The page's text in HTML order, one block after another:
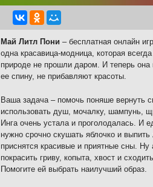
Май Литл Пони – бесплатная онлайн
одна красавица-модница, которая
природе не прошли даром. И теперь она
ее спину, не прибавляют красоты.
Ваша задача – помочь поняше вернуть
использовать душ, мочалку, шампунь,
Инга очень устала и проголодалась. И
нужно срочно скушать яблочко и
приснятся красивые и приятные сны.
покрасить гриву, копыта, хвост и
Помогите ей выбрать наилучший образ.